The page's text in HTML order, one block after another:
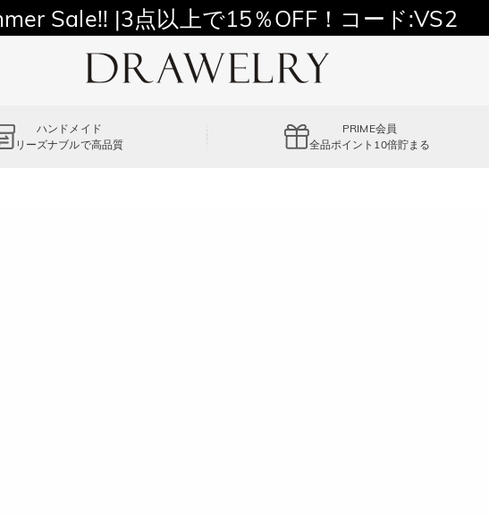
Sale!! |3点以上で15％OFF！コード:VS2
ハンドメイド
リーズナブルで高品質
PRIME会員
全品ポイント10倍貯まる